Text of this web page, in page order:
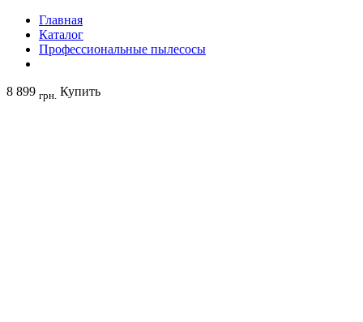
Главная
Каталог
Профессиональные пылесосы
8 899 грн. Купить